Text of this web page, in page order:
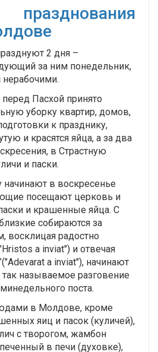
празднования
2 дня –
за ним понедельник,
нерабочими.
Пасхой принято
уборку квартир, домов,
к празднику,
и красятся яйца, а за два
в Страстную
и паски.
начинают в воскресенье
посещают церковь и
и крашенные яйца. С
собираются за
восклицая радостно
a inviat") и отвечая
a inviat"), начинают
называемое разговение
поста.
в Молдове, кроме
яиц и пасок (куличей),
с творогом, жамбон
в печи (духовке),